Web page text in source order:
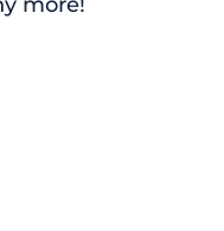
more!